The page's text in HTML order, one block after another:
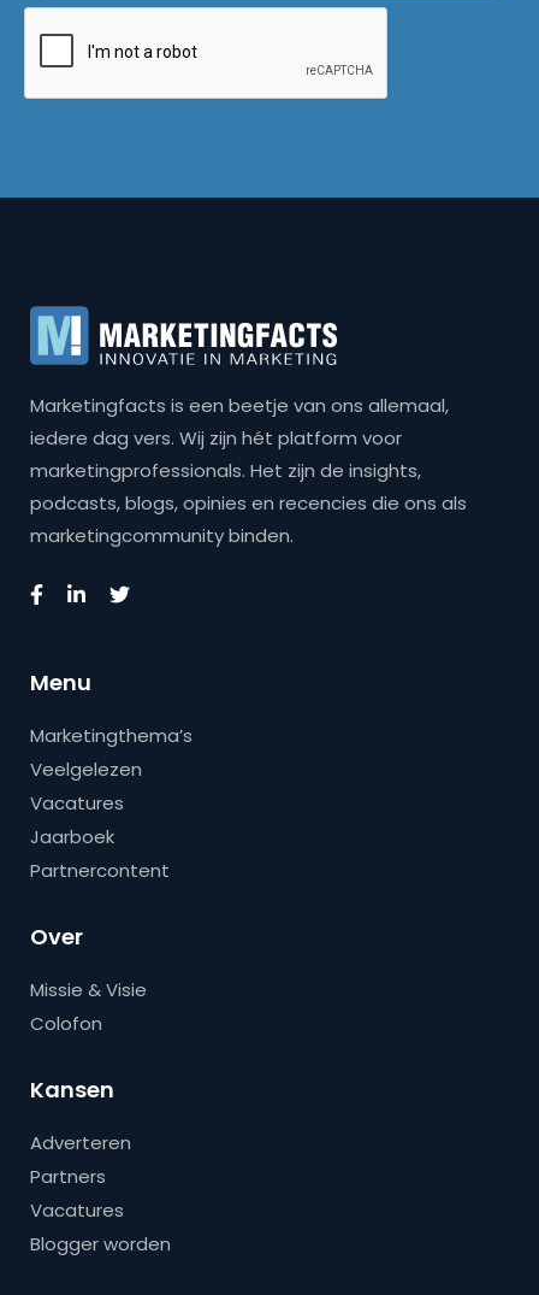
Marketingfacts is een beetje van ons allemaal,
iedere dag vers. Wij zijn hét platform voor
marketingprofessionals. Het zijn de insights,
podcasts, blogs, opinies en recencies die ons als
marketingcommunity binden.
Menu
Marketingthema’s
Veelgelezen
Vacatures
Jaarboek
Partnercontent
Over
Missie & Visie
Colofon
Kansen
Adverteren
Partners
Vacatures
Blogger worden